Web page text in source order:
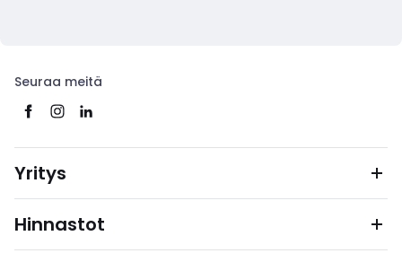
Seuraa meitä
Yritys
Hinnastot